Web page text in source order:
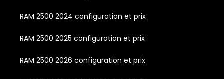
RAM 2500 2024 configuration et prix
RAM 2500 2025 configuration et prix
RAM 2500 2026 configuration et prix